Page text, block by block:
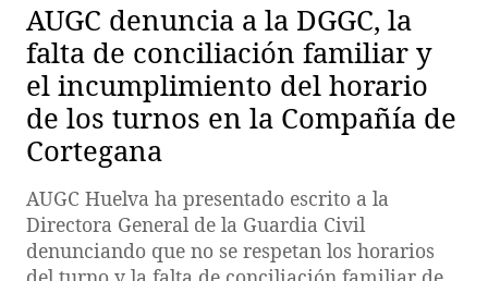
AUGC denuncia a la DGGC, la
falta de conciliación familiar y
el incumplimiento del horario
de los turnos en la Compañía de
Cortegana
AUGC Huelva ha presentado escrito a la
Directora General de la Guardia Civil
denunciando que no se respetan los horarios